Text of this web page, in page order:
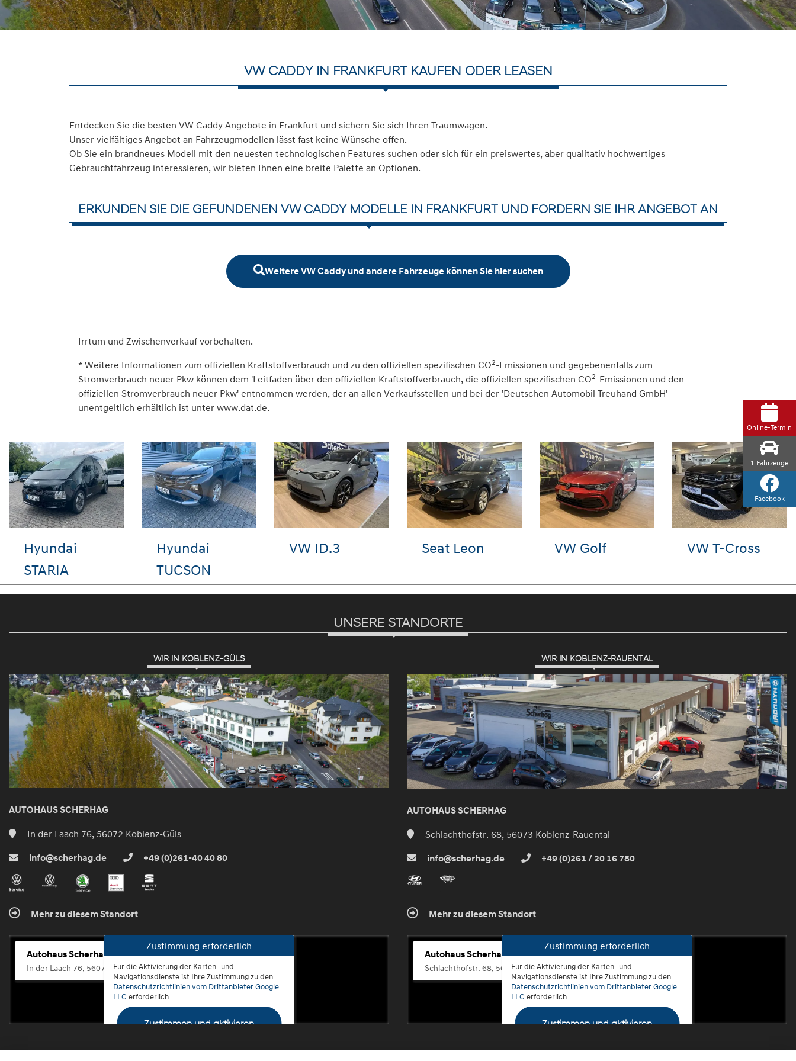
VW CADDY IN FRANKFURT KAUFEN ODER LEASEN
Entdecken Sie die besten VW Caddy Angebote in Frankfurt und sichern Sie sich Ihren Traumwagen.
Unser vielfältiges Angebot an Fahrzeugmodellen lässt fast keine Wünsche offen.
Ob Sie ein brandneues Modell mit den neuesten technologischen Features suchen oder sich für ein preiswertes, aber qualitativ hochwertiges
Gebrauchtfahrzeug interessieren, wir bieten Ihnen eine breite Palette an Optionen.
ERKUNDEN SIE DIE GEFUNDENEN VW CADDY MODELLE IN FRANKFURT UND FORDERN SIE IHR ANGEBOT AN
Weitere VW Caddy und andere Fahrzeuge können Sie hier suchen
Irrtum und Zwischenverkauf vorbehalten.
* Weitere Informationen zum offiziellen Kraftstoffverbrauch und zu den offiziellen spezifischen CO2-Emissionen und gegebenenfalls zum
Stromverbrauch neuer Pkw können dem 'Leitfaden über den offiziellen Kraftstoffverbrauch, die offiziellen spezifischen CO2-Emissionen und den
offiziellen Stromverbrauch neuer Pkw' entnommen werden, der an allen Verkaufsstellen und bei der 'Deutschen Automobil Treuhand GmbH'
unentgeltlich erhältlich ist unter www.dat.de.
Seat Leon VW Golf VW T-Cross
Hyundai
VW Passat
Hyundai
UNSERE STANDORTE
WIR IN KOBLENZ-GÜLS
AUTOHAUS SCHERHAG
In der Laach 76, 56072 Koblenz-Güls
info@scherhag.de +49 (0)261-40 40 80
Mehr zu diesem Standort
Autohaus Scherhag
In der Laach 76, 56072 Koblenz-Güls
Zustimmung erforderlich
Für die Aktivierung der Karten- und
Navigationsdienste ist Ihre Zustimmung zu den
Datenschutzrichtlinien vom Drittanbieter Google
LLC erforderlich.
Zustimmen und aktivieren
WIR IN KOBLENZ-RAUENTAL
AUTOHAUS SCHERHAG
Schlachthofstr. 68, 56073 Koblenz-Rauental
info@scherhag.de +49 (0)261 / 20 16 780
Mehr zu diesem Standort
Autohaus Scherhag
Schlachthofstr. 68, 56073 Koblenz-Rauental
Zustimmung erforderlich
Für die Aktivierung der Karten- und
Navigationsdienste ist Ihre Zustimmung zu den
Datenschutzrichtlinien vom Drittanbieter Google
LLC erforderlich.
Zustimmen und aktivieren
Online-Termin
1 Fahrzeuge
Facebook